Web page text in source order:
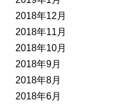
2018年12月
2018年11月
2018年10月
2018年9月
2018年8月
2018年6月